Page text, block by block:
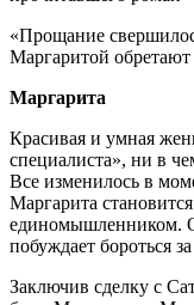
«Прощание
Маргаритой
Маргарита
Красивая и умная
специалиста», ни в
Все изменилось в
Маргарита
единомышленником.
побуждает бороться
Заключив сделку с